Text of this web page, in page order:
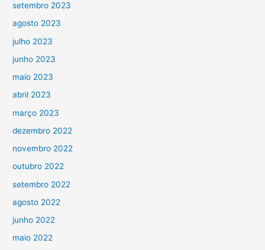
setembro 2023
agosto 2023
julho 2023
junho 2023
maio 2023
abril 2023
março 2023
dezembro 2022
novembro 2022
outubro 2022
setembro 2022
agosto 2022
junho 2022
maio 2022